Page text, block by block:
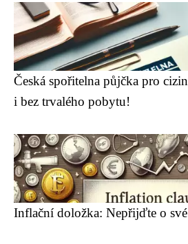
Česká spořitelna půjčka pro
i bez trvalého pobytu!
Inflační doložka: Nepřijďte o